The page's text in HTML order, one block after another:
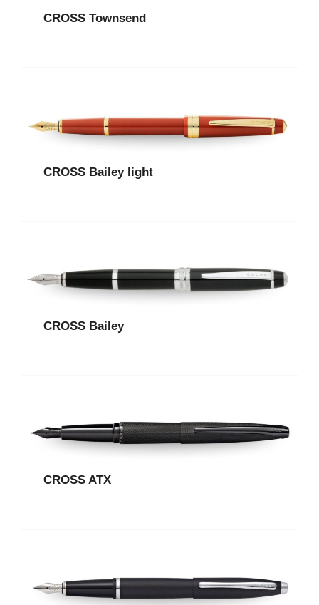
CROSS Townsend
CROSS Bailey light
CROSS Bailey
CROSS ATX